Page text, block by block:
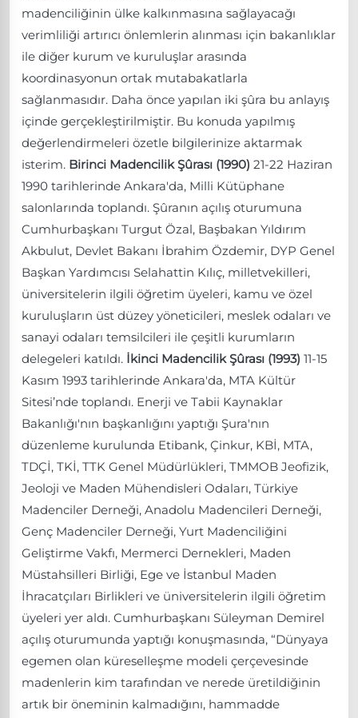
madenciliğinin ülke kalkınmasına sağlayacağı
verimliliği artırıcı önlemlerin alınması için bakanlıklar
ile diğer kurum ve kuruluşlar arasında
koordinasyonun ortak mutabakatlarla
sağlanmasıdır. Daha önce yapılan iki şûra bu anlayış
içinde gerçekleştirilmiştir. Bu konuda yapılmış
değerlendirmeleri özetle bilgilerinize aktarmak
isterim. Birinci Madencilik Şûrası (1990) 21-22 Haziran
1990 tarihlerinde Ankara'da, Milli Kütüphane
salonlarında toplandı. Şûranın açılış oturumuna
Cumhurbaşkanı Turgut Özal, Başbakan Yıldırım
Akbulut, Devlet Bakanı İbrahim Özdemir, DYP Genel
Başkan Yardımcısı Selahattin Kılıç, milletvekilleri,
üniversitelerin ilgili öğretim üyeleri, kamu ve özel
kuruluşların üst düzey yöneticileri, meslek odaları ve
sanayi odaları temsilcileri ile çeşitli kurumların
delegeleri katıldı. İkinci Madencilik Şûrası (1993) 11-15
Kasım 1993 tarihlerinde Ankara'da, MTA Kültür
Sitesi’nde toplandı. Enerji ve Tabii Kaynaklar
Bakanlığı'nın başkanlığını yaptığı Şura'nın
düzenleme kurulunda Etibank, Çinkur, KBİ, MTA,
TDÇİ, TKİ, TTK Genel Müdürlükleri, TMMOB Jeofizik,
Jeoloji ve Maden Mühendisleri Odaları, Türkiye
Madenciler Derneği, Anadolu Madencileri Derneği,
Genç Madenciler Derneği, Yurt Madenciliğini
Geliştirme Vakfı, Mermerci Dernekleri, Maden
Müstahsilleri Birliği, Ege ve İstanbul Maden
İhracatçıları Birlikleri ve üniversitelerin ilgili öğretim
üyeleri yer aldı. Cumhurbaşkanı Süleyman Demirel
açılış oturumunda yaptığı konuşmasında, “Dünyaya
egemen olan küreselleşme modeli çerçevesinde
madenlerin kim tarafından ve nerede üretildiğinin
artık bir öneminin kalmadığını, hammadde